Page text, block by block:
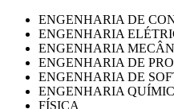
ENGENHARIA DE
ENGENHARIA
ENGENHARIA
ENGENHARIA DE
ENGENHARIA DE
ENGENHARIA
FÍSICA